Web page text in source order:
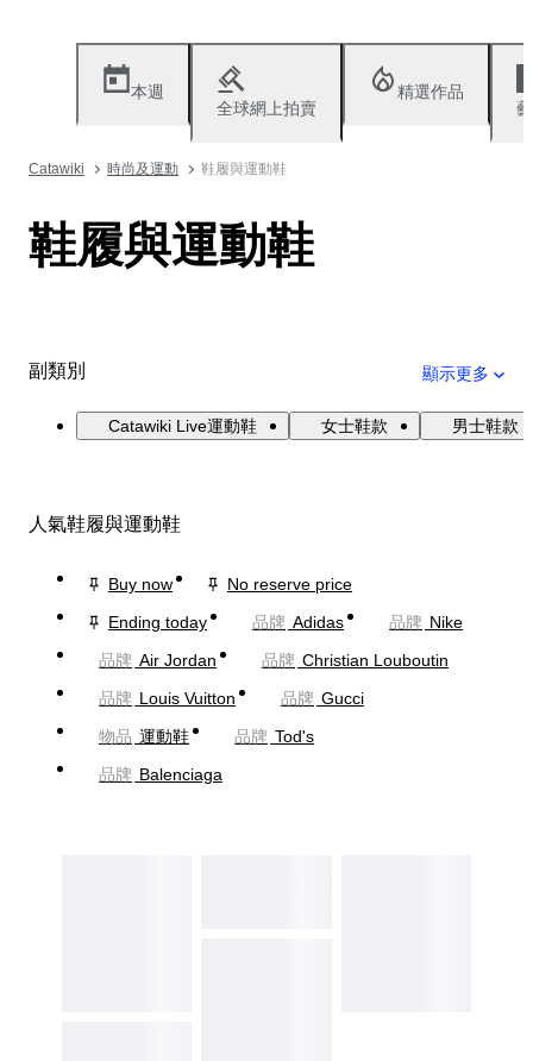
本週
全球網上拍賣
精選作品
Catawiki 時尚及運動 鞋履與運動鞋
鞋履與運動鞋
副類別 顯示更多
Catawiki Live運動鞋 女士鞋款 男士鞋款
人氣鞋履與運動鞋
Buy now
No reserve price
Ending today
品牌 Adidas 品牌 Nike
品牌 Air Jordan 品牌 Christian Louboutin
品牌 Louis Vuitton 品牌 Gucci
物品 運動鞋 品牌 Tod's
品牌 Balenciaga